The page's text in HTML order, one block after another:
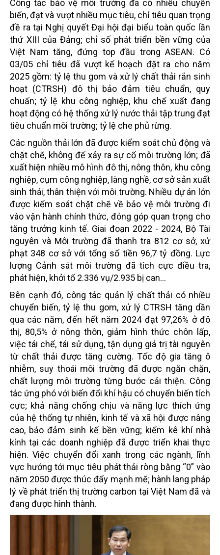
Công tác bảo vệ môi trường đã có nhiều chuyển
biến, đạt và vượt nhiều mục tiêu, chỉ tiêu quan trọng
đề ra tại Nghị quyết Đại hội đại biểu toàn quốc lần
thứ XIII của Đảng; chỉ số phát triển bền vững của
Việt Nam tăng, đứng top đầu trong ASEAN. Có
03/05 chỉ tiêu đã vượt kế hoạch đặt ra cho năm
2025 gồm: tỷ lệ thu gom và xử lý chất thải rắn sinh
hoạt (CTRSH) đô thị bảo đảm tiêu chuẩn, quy
chuẩn; tỷ lệ khu công nghiệp, khu chế xuất đang
hoạt động có hệ thống xử lý nước thải tập trung đạt
tiêu chuẩn môi trường; tỷ lệ che phủ rừng.
Các nguồn thải lớn đã được kiểm soát chủ động và
chặt chẽ, không để xảy ra sự cố môi trường lớn; đã
xuất hiện nhiều mô hình đô thị, nông thôn, khu công
nghiệp, cụm công nghiệp, làng nghề, cơ sở sản xuất
sinh thái, thân thiện với môi trường. Nhiều dự án lớn
được kiểm soát chặt chẽ về bảo vệ môi trường đi
vào vận hành chính thức, đóng góp quan trọng cho
tăng trưởng kinh tế. Giai đoạn 2022 - 2024, Bộ Tài
nguyên và Môi trường đã thanh tra 812 cơ sở, xử
phạt 348 cơ sở với tổng số tiền 96,7 tỷ đồng. Lực
lượng Cảnh sát môi trường đã tích cực điều tra,
phát hiện, khởi tố 2.336 vụ/2.935 bị can...
Bên cạnh đó, công tác quản lý chất thải có nhiều
chuyển biến, tỷ lệ thu gom, xử lý CTRSH tăng dần
qua các năm, đến hết năm 2024 đạt 97,26% ở đô
thị, 80,5% ở nông thôn, giảm hình thức chôn lấp,
việc tái chế, tái sử dụng, tận dụng giá trị tài nguyên
từ chất thải được tăng cường. Tốc độ gia tăng ô
nhiễm, suy thoái môi trường đã được ngăn chặn,
chất lượng môi trường từng bước cải thiện. Công
tác ứng phó với biến đổi khí hậu có chuyển biến tích
cực; khả năng chống chịu và năng lực thích ứng
của hệ thống tự nhiên, kinh tế và xã hội được nâng
cao, bảo đảm sinh kế bền vững; kiểm kê khí nhà
kính tại các doanh nghiệp đã được triển khai thực
hiện. Việc chuyển đổi xanh trong các ngành, lĩnh
vực hướng tới mục tiêu phát thải ròng bằng “0” vào
năm 2050 được thúc đẩy mạnh mẽ; hành lang pháp
lý về phát triển thị trường carbon tại Việt Nam đã và
đang được hình thành.